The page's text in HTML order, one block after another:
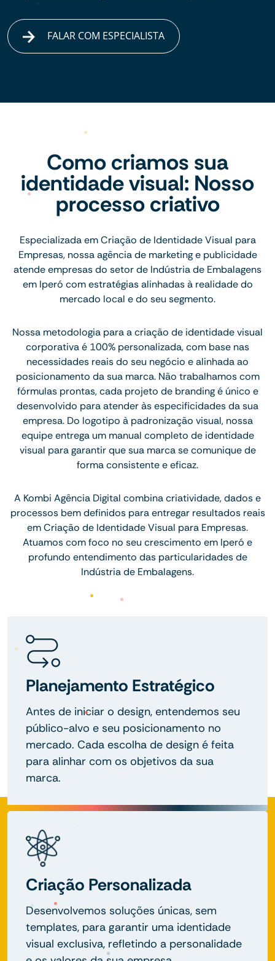
FALAR COM ESPECIALISTA
Como criamos sua
identidade visual: Nosso
processo criativo
Especializada em Criação de Identidade Visual para
Empresas, nossa agência de marketing e publicidade
atende empresas do setor de Indústria de Embalagens
em Iperó com estratégias alinhadas à realidade do
mercado local e do seu segmento.
Nossa metodologia para a criação de identidade visual
corporativa é 100% personalizada, com base nas
necessidades reais do seu negócio e alinhada ao
posicionamento da sua marca. Não trabalhamos com
fórmulas prontas, cada projeto de branding é único e
desenvolvido para atender às especificidades da sua
empresa. Do logotipo à padronização visual, nossa
equipe entrega um manual completo de identidade
visual para garantir que sua marca se comunique de
forma consistente e eficaz.
A Kombi Agência Digital combina criatividade, dados e
processos bem definidos para entregar resultados reais
em Criação de Identidade Visual para Empresas.
Atuamos com foco no seu crescimento em Iperó e
profundo entendimento das particularidades de
Indústria de Embalagens.
Planejamento Estratégico
Antes de iniciar o design, entendemos seu
público-alvo e seu posicionamento no
mercado. Cada escolha de design é feita
para alinhar com os objetivos da sua
marca.
Criação Personalizada
Desenvolvemos soluções únicas, sem
templates, para garantir uma identidade
visual exclusiva, refletindo a personalidade